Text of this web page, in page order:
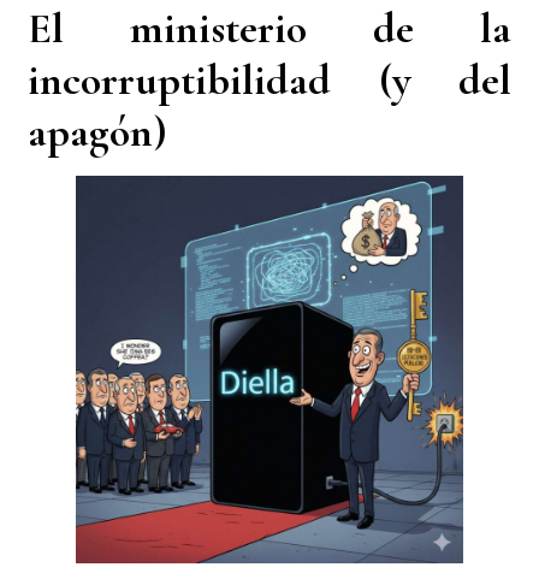
El ministerio de la
incorruptibilidad (y del
apagón)